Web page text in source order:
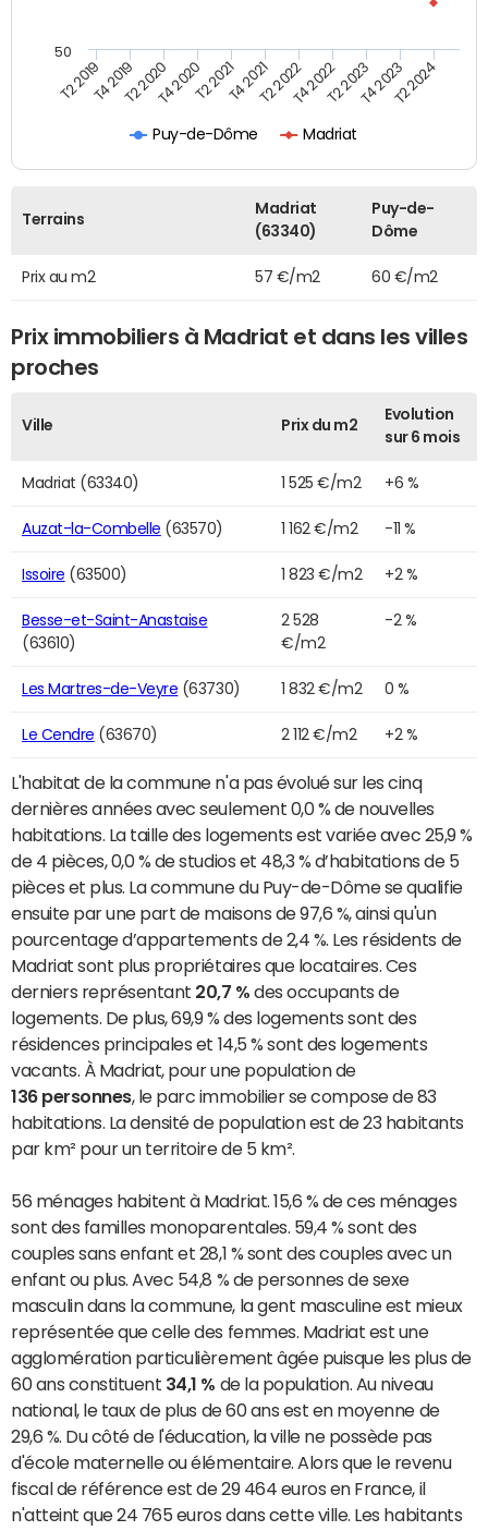
Puy-de-Dôme Madriat
T2 2019T4 2019T2 2020T4 2020T2 2021T4 2021T2 2022T4 2022T2 2023T4 2023T2 2024
50
Terrains
Madriat
(63340)
Puy-de-
Dôme
Prix au m2 57 €/m2 60 €/m2
Prix immobiliers à Madriat et dans les villes
proches
Ville Prix du m2
Evolution
sur 6 mois
Madriat (63340) 1 525 €/m2 +6 %
Auzat-la-Combelle (63570) 1 162 €/m2 -11 %
Issoire (63500) 1 823 €/m2 +2 %
Besse-et-Saint-Anastaise
(63610)
2 528
€/m2
-2 %
Les Martres-de-Veyre (63730) 1 832 €/m2 0 %
Le Cendre (63670) 2 112 €/m2 +2 %
L'habitat de la commune n'a pas évolué sur les cinq
dernières années avec seulement 0,0 % de nouvelles
habitations. La taille des logements est variée avec 25,9 %
de 4 pièces, 0,0 % de studios et 48,3 % d’habitations de 5
pièces et plus. La commune du Puy-de-Dôme se qualifie
ensuite par une part de maisons de 97,6 %, ainsi qu'un
pourcentage d’appartements de 2,4 %. Les résidents de
Madriat sont plus propriétaires que locataires. Ces
derniers représentant 20,7 % des occupants de
logements. De plus, 69,9 % des logements sont des
résidences principales et 14,5 % sont des logements
vacants. À Madriat, pour une population de
136 personnes, le parc immobilier se compose de 83
habitations. La densité de population est de 23 habitants
par km² pour un territoire de 5 km².
56 ménages habitent à Madriat. 15,6 % de ces ménages
sont des familles monoparentales. 59,4 % sont des
couples sans enfant et 28,1 % sont des couples avec un
enfant ou plus. Avec 54,8 % de personnes de sexe
masculin dans la commune, la gent masculine est mieux
représentée que celle des femmes. Madriat est une
agglomération particulièrement âgée puisque les plus de
60 ans constituent 34,1 % de la population. Au niveau
national, le taux de plus de 60 ans est en moyenne de
29,6 %. Du côté de l'éducation, la ville ne possède pas
d'école maternelle ou élémentaire. Alors que le revenu
fiscal de référence est de 29 464 euros en France, il
n'atteint que 24 765 euros dans cette ville. Les habitants